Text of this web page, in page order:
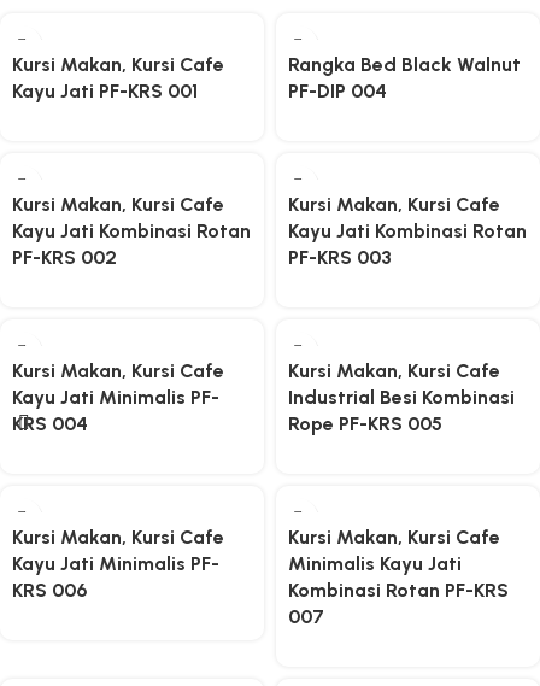
Kursi Makan, Kursi Cafe
Kayu Jati PF-KRS 001
Rangka Bed Black Walnut
PF-DIP 004
Kursi Makan, Kursi Cafe
Kayu Jati Kombinasi Rotan
PF-KRS 002
Kursi Makan, Kursi Cafe
Kayu Jati Kombinasi Rotan
PF-KRS 003
Kursi Makan, Kursi Cafe
Kayu Jati Minimalis PF-
KRS 004
Kursi Makan, Kursi Cafe
Industrial Besi Kombinasi
Rope PF-KRS 005
Kursi Makan, Kursi Cafe
Kayu Jati Minimalis PF-
KRS 006
Kursi Makan, Kursi Cafe
Minimalis Kayu Jati
Kombinasi Rotan PF-KRS
007